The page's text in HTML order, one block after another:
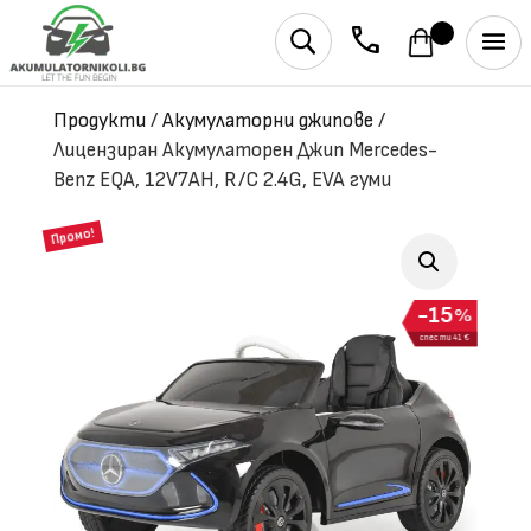
phone
U
Продукти/ Акумулаторни джипове/
Лицензиран Aкумулаторен Джип Mercedes-
Benz EQA, 12V7AH, R/C 2.4G, EVA гуми
Промо!
%
15
спести 41 €